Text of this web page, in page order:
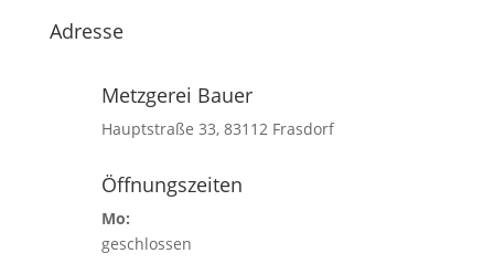
Adresse
Metzgerei Bauer
Hauptstraße 33, 83112 Frasdorf
Öffnungszeiten
Mo:
geschlossen